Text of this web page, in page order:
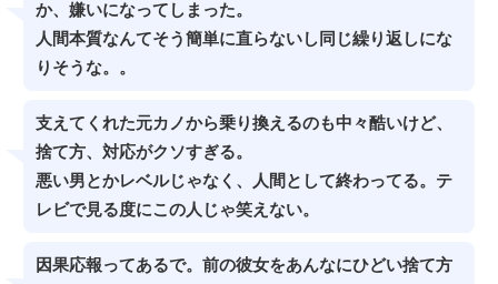
か、嫌いになってしまった。
人間本質なんてそう簡単に直らないし同じ繰り返しにな
りそうな。。
支えてくれた元カノから乗り換えるのも中々酷いけど、
捨て方、対応がクソすぎる。
悪い男とかレベルじゃなく、人間として終わってる。テ
レビで見る度にこの人じゃ笑えない。
因果応報ってあるで。前の彼女をあんなにひどい捨て方